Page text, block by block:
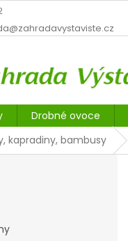
Drobné ovoce
kapradiny, bambusy